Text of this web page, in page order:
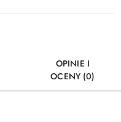
OPINIE I
OCENY (0)